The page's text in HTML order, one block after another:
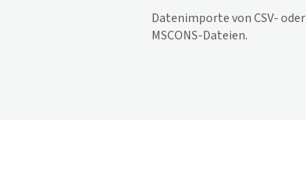
Datenimporte von CSV- oder
MSCONS-Dateien.